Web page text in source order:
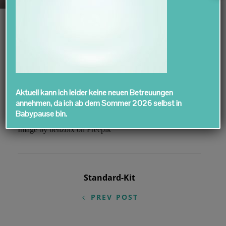
Image by benzoix on Freepik
Beitragsnavigation
Standard-Kit
PREV POST
Aktuell kann ich leider keine neuen Betreuungen
annehmen, da ich ab dem Sommer 2026 selbst in
Babypause bin.